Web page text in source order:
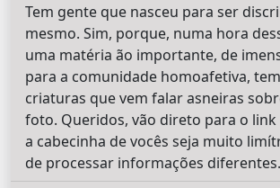
Tem gente que nasceu para ser
mesmo. Sim, porque, numa hora
uma matéria ão importante, de
para a comunidade homoafetiva,
criaturas que vem falar asneiras
foto. Queridos, vão direto para o link
a cabecinha de vocês seja muito
de processar informações diferentes.